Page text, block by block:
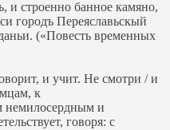
и строенно банное камяно,
городъ Переяславьскый
(«Повесть временных
и учит. Не смотри / и
к
немилосердным и
говоря: с